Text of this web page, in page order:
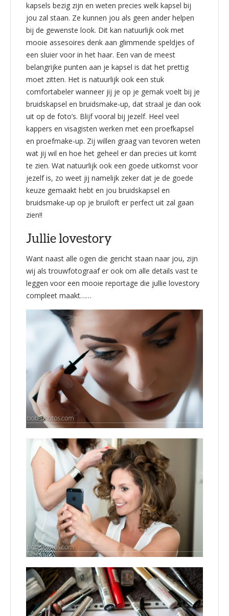
kapsels bezig zijn en weten precies welk kapsel bij
jou zal staan. Ze kunnen jou als geen ander helpen
bij de gewenste look. Dit kan natuurlijk ook met
mooie assesoires denk aan glimmende speldjes of
een sluier voor in het haar. Een van de meest
belangrijke punten aan je kapsel is dat het prettig
moet zitten. Het is natuurlijk ook een stuk
comfortabeler wanneer jij je op je gemak voelt bij je
bruidskapsel en bruidsmake-up, dat straal je dan ook
uit op de foto’s. Blijf vooral bij jezelf. Heel veel
kappers en visagisten werken met een proefkapsel
en proefmake-up. Zij willen graag van tevoren weten
wat jij wil en hoe het geheel er dan precies uit komt
te zien. Wat natuurlijk ook een goede uitkomst voor
jezelf is, zo weet jij namelijk zeker dat je de goede
keuze gemaakt hebt en jou bruidskapsel en
bruidsmake-up op je bruiloft er perfect uit zal gaan
zien!!
Jullie lovestory
Want naast alle ogen die gericht staan naar jou, zijn
wij als trouwfotograaf er ook om alle details vast te
leggen voor een mooie reportage die jullie lovestory
compleet maakt……